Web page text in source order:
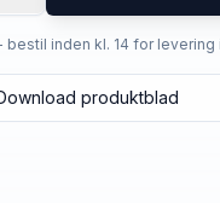
bestil inden kl. 14 for levering
produktblad